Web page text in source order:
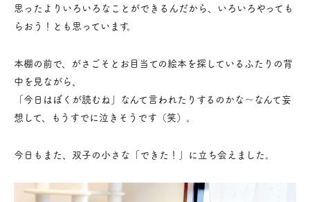
思ったよりいろいろなことができるんだから、いろいろやっても
らおう！とも思っています。
本棚の前で、がさごそとお目当ての絵本を探しているふたりの背
中を見ながら、
「今日はぼくが読むね」なんて言われたりするのかな～なんて妄
想して、もうすでに泣きそうです（笑）。
今日もまた、双子の小さな「できた！」に立ち会えました。